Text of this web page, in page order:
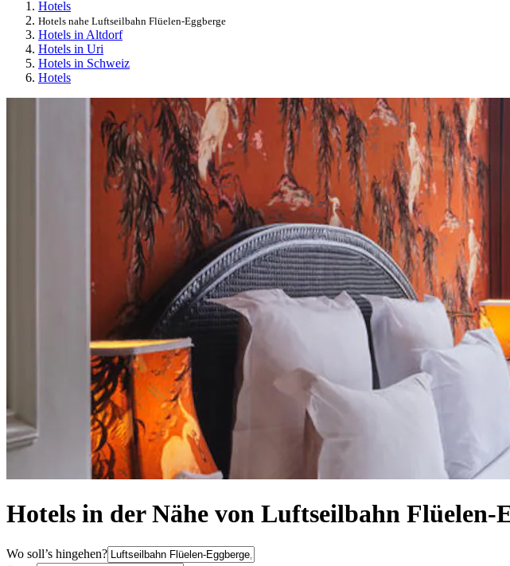
Hotels
Hotels nahe Luftseilbahn Flüelen-Eggberge
Hotels in Altdorf
Hotels in Uri
Hotels in Schweiz
Hotels
Hotels in der Nähe von Luftseilbahn Flüelen-
Wo soll’s hingehen?